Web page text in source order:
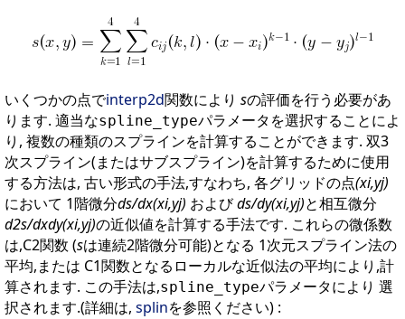
いくつかの点でinterp2d関数により sの評価を行う必要があ
ります. 適当なspline_typeパラメータを選択することによ
り, 複数の種類のスプラインを計算することができます. 双3
次スプライン(またはサブスプライン)を計算するために使用
する方法は, 古い形式の手法,すなわち, 各グリッドの点(xi,yj)
において 1階微分ds/dx(xi,yj) およびds/dy(xi,yj)と相互微分
d2s/dxdy(xi,yj)の近似値を計算する手法です. これらの微係数
は,C2関数 (sは連続2階微分可能)となる 1次元スプライン法の
平均,または C1関数となるローカルな近似法の平均により,計
算されます. この手法は,spline_typeパラメータにより 選
択されます.(詳細は, splinを参照ください) :